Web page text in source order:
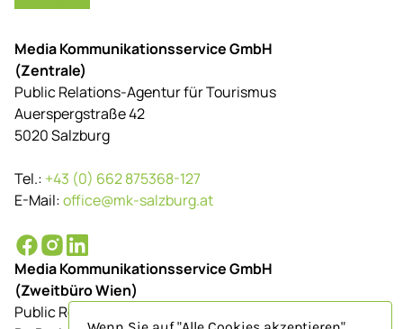
Media Kommunikationsservice GmbH
(Zentrale)
Public Relations-Agentur für Tourismus
Auerspergstraße 42
5020 Salzburg
Tel.: +43 (0) 662 875368-127
E-Mail:office@mk-salzburg.at
Media Kommunikationsservice GmbH
(Zweitbüro Wien)
Public Relations-Agentur für Tourismus